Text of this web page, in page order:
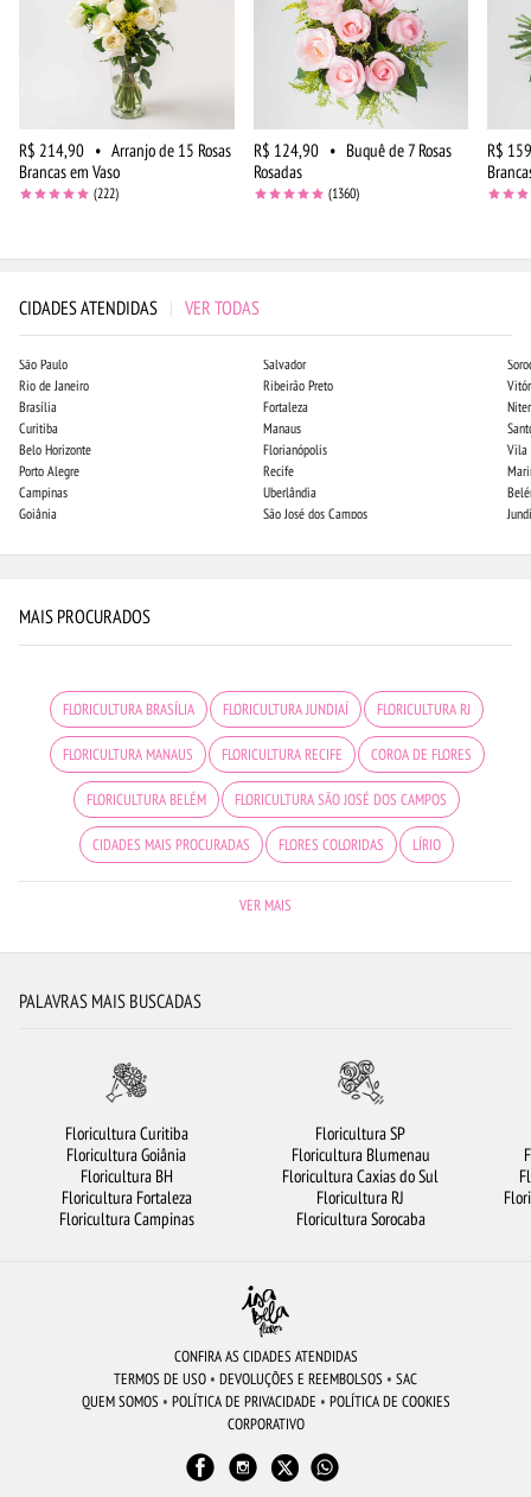
R$ 214,90 • Arranjo de 15 Rosas
Brancas em Vaso
(222)
R$ 124,90 • Buquê de 7 Rosas
Rosadas
(1360)
R$
CIDADES ATENDIDAS | VER TODAS
São Paulo
Rio de Janeiro
Brasília
Curitiba
Belo Horizonte
Porto Alegre
Campinas
Goiânia
Salvador
Ribeirão Preto
Fortaleza
Manaus
Florianópolis
Recife
Uberlândia
São José dos Campos
Vila
MAIS PROCURADOS
FLORICULTURA BRASÍLIA FLORICULTURA JUNDIAÍ FLORICULTURA RJ
FLORICULTURA MANAUS FLORICULTURA RECIFE COROA DE FLORES
FLORICULTURA BELÉM FLORICULTURA SÃO JOSÉ DOS CAMPOS
CIDADES MAIS PROCURADAS FLORES COLORIDAS LÍRIO
FLORICULTURA OSASCO FLORICULTURA PORTO ALEGRE
FLORICULTURA SÃO BERNARDO DO CAMPO FLORICULTURA CURITIBA
FLORICULTURA GOIÂNIA FLORES BRANCAS FLORES DO CAMPO
FLORICULTURA NITERÓI
BUQUÊ DE ROSAS VERMELHAS
FLORICULTURA BARUERI FLORICULTURA SP FLORICULTURA CAMPINAS
ARRANJO DE FLORES
FLORICULTURA FORTALEZA FLORICULTURA SANTO ANDRÉ
VER MAIS
PALAVRAS MAIS BUSCADAS
Floricultura Curitiba
Floricultura Goiânia
Floricultura BH
Floricultura Fortaleza
Floricultura Campinas
Floricultura SP
Floricultura Blumenau
Floricultura Caxias do Sul
Floricultura RJ
Floricultura Sorocaba
CONFIRA AS CIDADES ATENDIDAS
TERMOS DE USO • DEVOLUÇÕES E REEMBOLSOS • SAC
QUEM SOMOS • POLÍTICA DE PRIVACIDADE • POLÍTICA DE COOKIES
CORPORATIVO